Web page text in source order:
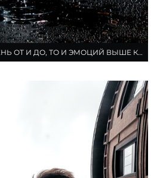
КОГДА СВАДЕБНЫЙ ДЕНЬ ОТ И ДО, ТО И ЭМОЦИЙ ВЫШЕ КРЫШИ!